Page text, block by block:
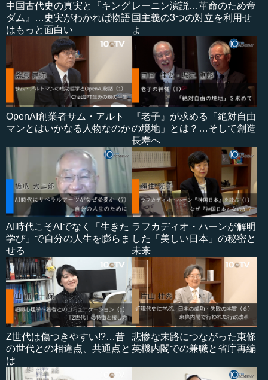
中国古代史の真実と『キング
ダム』…史実がわかれば物語
はもっと面白い
レーニン演説…革命のため帝
国主義の3つの対立を利用せ
よ
OpenAI創業者サム・アルト
マンとはいかなる人物なのか
『老子』が求める「絶対自由
の境地」とは？…そして創造
長寿へ
AI時代こそAIでなく「生きた
学び」で自分の人生を膨らま
せる
ラフカディオ・ハーンが解明
した「美しい日本」の秘密と
未来
Z世代は傷つきやすい!?…昔
の世代との相違点、共通点と
は
悲惨な末路につながった東條
英機内閣での兼職と省庁再編